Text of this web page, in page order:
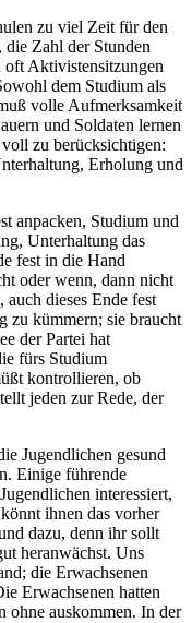
zu viel Zeit für den
Zahl der Stunden
oft Aktivistensitzungen
dem Studium als
volle Aufmerksamkeit
und Soldaten lernen
zu berücksichtigen:
Erholung und
anpacken, Studium und
Unterhaltung das
fest in die Hand
oder wenn, dann nicht
dieses Ende fest
zu kümmern; sie braucht
der Partei hat
fürs Studium
kontrollieren, ob
jeden zur Rede, der
Jugendlichen gesund
Einige führende
interessiert,
ihnen das vorher
dazu, denn ihr sollt
heranwächst. Uns
die Erwachsenen
Erwachsenen hatten
ohne auskommen. In der